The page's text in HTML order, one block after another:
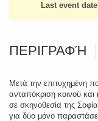
Last event
ΠΕΡΙΓΡΑΦΉ
Μετά την επιτυχημένη
ανταπόκριση κοινού
σε σκηνοθεσία της
για δύο μόνο